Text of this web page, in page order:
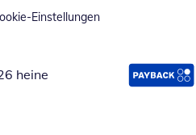
Einstellungen
heine